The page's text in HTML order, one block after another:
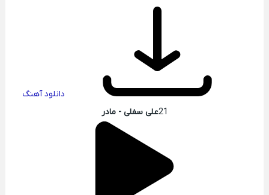
دانلود آهنگ
21علی سفلی - مادر